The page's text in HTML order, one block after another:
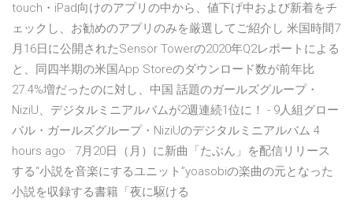
touch・iPad向けのアプリの中から、値下げ中および新着をチ
ェックし、お勧めのアプリのみを厳選してご紹介し 米国時間7
月16日に公開されたSensor Towerの2020年Q2レポートによる
と、同四半期の米国App Storeのダウンロード数が前年比
27.4%増だったのに対し、中国 話題のガールズグループ・
NiziU、デジタルミニアルバムが2週連続1位に！ - 9人組グロー
バル・ガールズグループ・NiziUのデジタルミニアルバム 4
hours ago · 7月20日（月）に新曲「たぶん」を配信リリース
する“小説を音楽にするユニット”yoasobiの楽曲の元となった
小説を収録する書籍「夜に駆ける